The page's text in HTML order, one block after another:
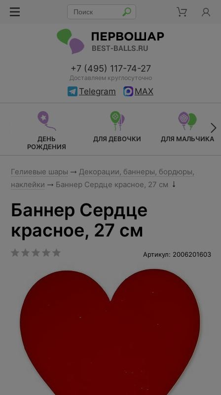
+7 (495) 117-74-27
Доставляем круглосуточно
Telegram MAX
ДЕНЬ
РОЖДЕНИЯ
ДЛЯ ДЕВОЧКИ ДЛЯ МАЛЬЧИКА
Гелиевые шары
Декорации, баннеры, бордюры,
наклейки
Баннер Сердце красное, 27 см
Баннер Сердце
красное, 27 см
Артикул: 2006201603